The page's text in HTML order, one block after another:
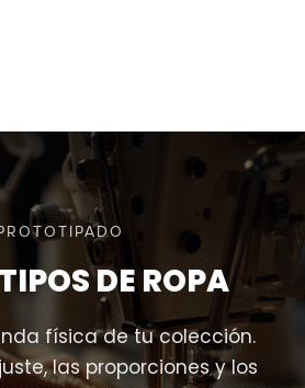
DE ROPA
física de tu colección.
las proporciones y los